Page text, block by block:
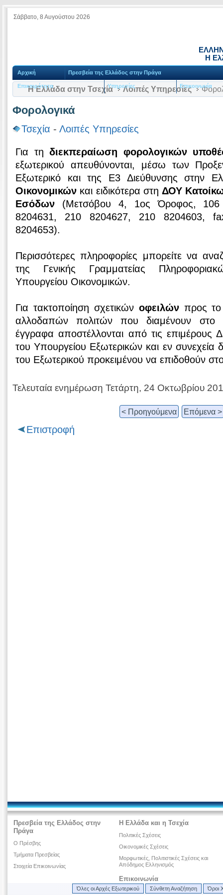
Σάββατο, 8 Αυγούστου 2026
Η
Αρχική Πρεσβεία της Ελλάδος στην Πράγα
Επικαιρότητα Υπηρεσίες Επικοινωνία
Η Ελλάδα στην Τσεχία Λοιπές Υπηρεσίες
Φορολογικά
Τσεχία - Λοιπές Υπηρεσίες
Για τηδιεκπεραίωση φορολογικών
εξωτερικού απευθύνονται, μέσω των
Εξωτερικό και της Ε3 Διεύθυνσης στην
Οικονομικών και ειδικότερα στη ΔΟΥ
Εσόδων (Μετσόβου 4, 1ος Όροφος,
8204631, 210 8204627, 210 8204603,
8204653).
Περισσότερες πληροφορίες μπορείτε να
της Γενικής Γραμματείας
Υπουργείου Οικονομικών.
Για τακτοποίηση σχετικών οφειλώνπρος το
αλλοδαπών πολιτών που διαμένουν στο
έγγραφα αποστέλλονται από τις επιμέρους
του Υπουργείου Εξωτερικών και εν συνεχεία
του Εξωτερικού προκειμένου να επιδοθούν
Τελευταία ενημέρωση Τετάρτη, 24 Οκτωβρίου
< Προηγούμενα Επόμενα >
Επιστροφή
Πρεσβεία της Ελλάδος στην
Πράγα
Ο Πρέσβης
Τμήματα Πρεσβείας
Στοιχεία Επικοινωνίας
Η Ελλάδα και η Τσεχία
Πολιτικές Σχέσεις
Οικονομικές Σχέσεις
Μορφωτικές, Πολιτιστικές Σχέσεις και
Απόδημος Ελληνισμός
Επικοινωνία
Όλες οι Αρχές Εξωτερικού Σύνθετη Αναζήτηση Όροι